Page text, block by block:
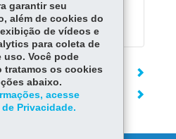
geada para a cultura da
garantir seu
além de cookies do
de vídeos e
para coleta de
Você pode
tratamos os cookies
abaixo.
acesse
Privacidade.